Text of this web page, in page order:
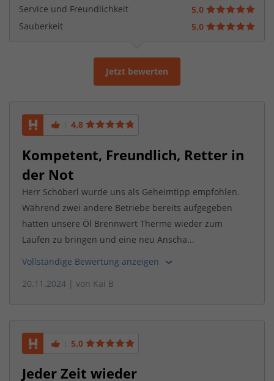
Service und Freundlichkeit
5,0
Sauberkeit
5,0
Jetzt bewerten
4,8
Kompetent, Freundlich, Retter in
der Not
Herr Schöberl wurde uns als Geheimtipp empfohlen.
Während zwei andere Betriebe bereits aufgegeben
hatten unsere Öl Brennwert Therme wieder zum
Laufen zu bringen und eine neu Anscha...
Vollständige Bewertung anzeigen
20.11.2024 | von Kai B
5,0
Jeder Zeit wieder